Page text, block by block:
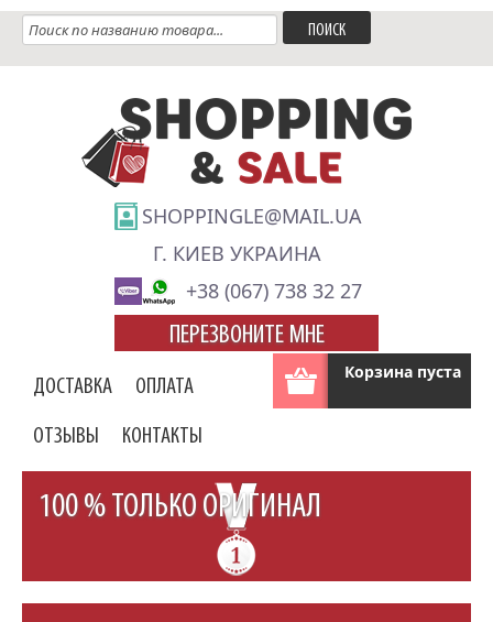
SHOPPINGLE@MAIL.UA
Г. КИЕВ УКРАИНА
+38 (067) 738 32 27
ПЕРЕЗВОНИТЕ МНЕ
Корзина пуста
ДОСТАВКА ОПЛАТА
ОТЗЫВЫ КОНТАКТЫ
100 % ТОЛЬКО ОРИГИНАЛ